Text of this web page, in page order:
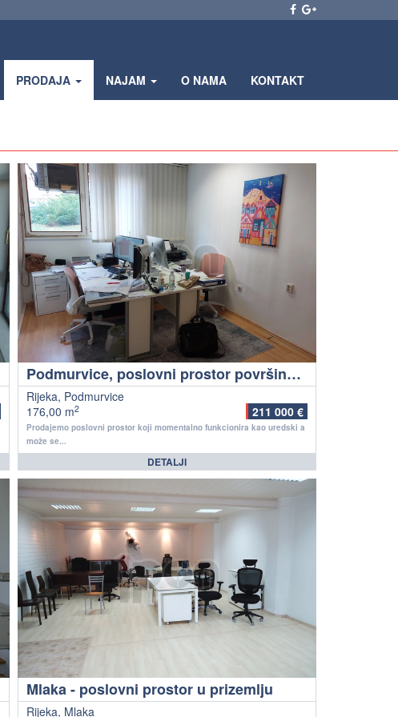
PRODAJA NAJAM O NAMA KONTAKT
Podmurvice, poslovni prostor površine 176 m2 u prizemlju zgrade
Rijeka, Podmurvice
176,00 m2 211 000 €
Prodajemo poslovni prostor koji momentalno funkcionira kao uredski a
može se...
DETALJI
Mlaka - poslovni prostor u prizemlju
Rijeka, Mlaka